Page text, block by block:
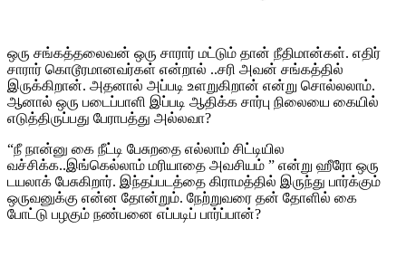
ஒரு சங்கத்தலைவன் ஒரு சாரார் மட்டும் தான் நீதிமான்கள். எதிர்
சாரார் கொடூரமானவர்கள் என்றால் ..சரி அவன் சங்கத்தில்
இருக்கிறான். அதனால் அப்படி உளறுகிறான் என்று சொல்லலாம்.
ஆனால் ஒரு படைப்பாளி இப்படி ஆதிக்க சார்பு நிலையை கையில்
எடுத்திருப்பது பேராபத்து அல்லவா?
“நீ நான்னு கை நீட்டி பேசுறதை எல்லாம் சிட்டியில
வச்சிக்க..இங்கெல்லாம் மரியாதை அவசியம் ” என்று ஹீரோ ஒரு
டயலாக் பேசுகிறார். இந்தப்படத்தை கிராமத்தில் இருந்து பார்க்கும்
ஒருவனுக்கு என்ன தோன்றும். நேற்றுவரை தன் தோளில் கை
போட்டு பழகும் நண்பனை எப்படிப் பார்ப்பான்?